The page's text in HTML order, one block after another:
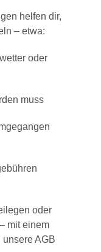
helfen dir,
– etwa:
oder
muss
oder
mit einem
unsere AGB